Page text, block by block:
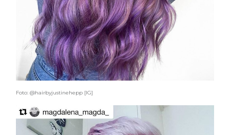
Foto: @hairbyjustinehepp [IG]